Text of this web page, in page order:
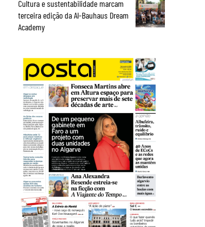
Cultura e sustentabilidade marcam
terceira edição da Al-Bauhaus Dream
Academy